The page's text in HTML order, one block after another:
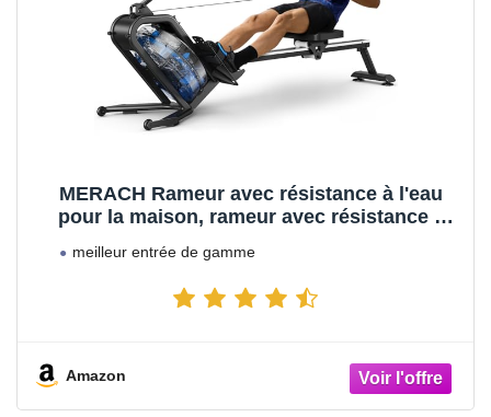
MERACH Rameur avec résistance à l'eau
pour la maison, rameur avec résistance à
application, support iPad, siège
ergonomique, rangement vertical peu
encombrant
meilleur entrée de gamme
Amazon